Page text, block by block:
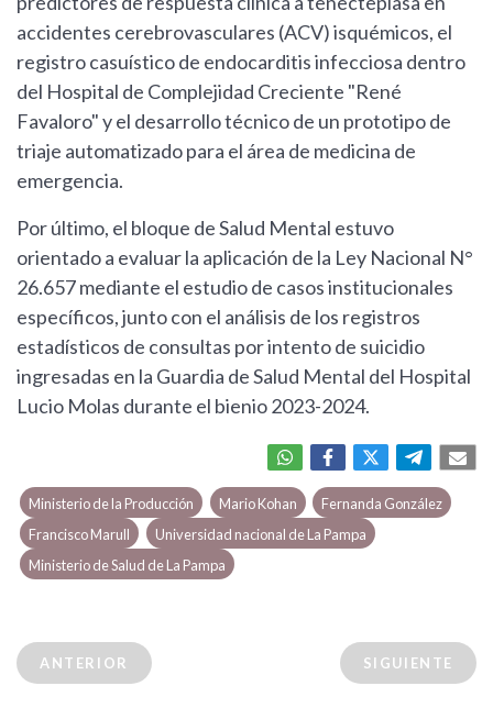
accidentes cerebrovasculares (ACV) isquémicos, el
registro casuístico de endocarditis infecciosa dentro
del Hospital de Complejidad Creciente "René
Favaloro" y el desarrollo técnico de un prototipo de
triaje automatizado para el área de medicina de
emergencia.
Por último, el bloque de Salud Mental estuvo
orientado a evaluar la aplicación de la Ley Nacional N°
26.657 mediante el estudio de casos institucionales
específicos, junto con el análisis de los registros
estadísticos de consultas por intento de suicidio
ingresadas en la Guardia de Salud Mental del Hospital
Lucio Molas durante el bienio 2023-2024.
Ministerio de la Producción Mario Kohan
Fernanda González
Francisco Marull
Universidad nacional de La Pampa
Ministerio de Salud de La Pampa
ANTERIOR SIGUIENTE